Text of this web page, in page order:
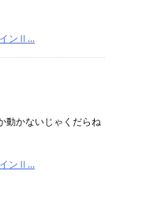
インⅡ...
動かないじゃくだらね
インⅡ...